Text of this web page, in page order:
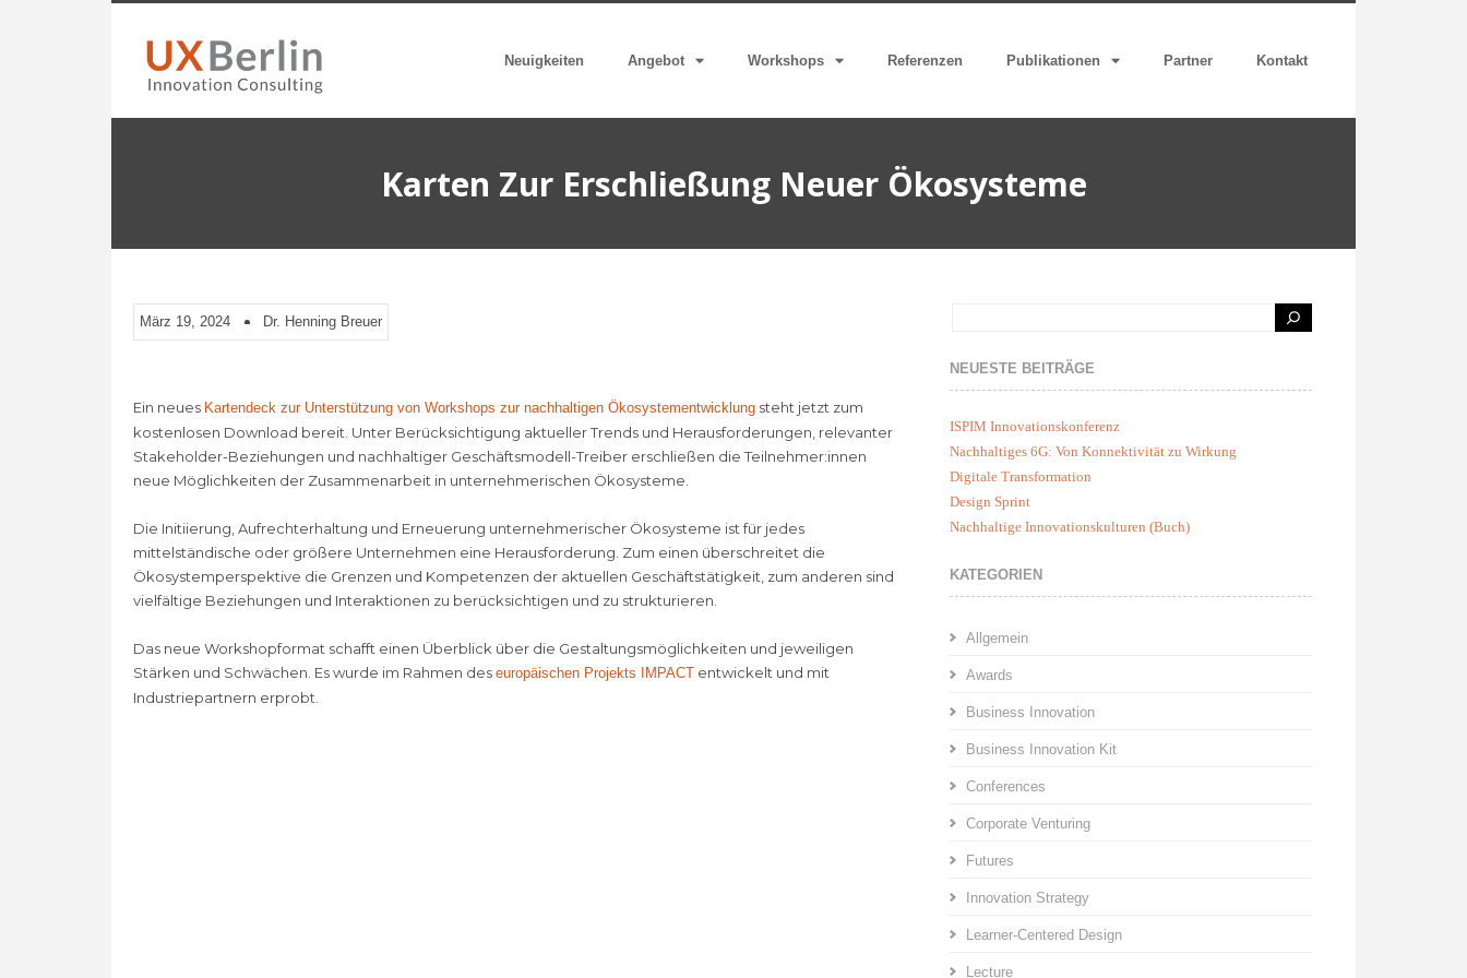
Neuigkeiten Angebot Workshops Referenzen Publikationen Partner Kontakt
Karten Zur Erschließung Neuer Ökosysteme
März 19, 2024 Dr. Henning Breuer
Ein neues Kartendeck zur Unterstützung von Workshops zur nachhaltigen Ökosystementwicklung steht jetzt zum
kostenlosen Download bereit. Unter Berücksichtigung aktueller Trends und Herausforderungen, relevanter
Stakeholder-Beziehungen und nachhaltiger Geschäftsmodell-Treiber erschließen die Teilnehmer:innen
neue Möglichkeiten der Zusammenarbeit in unternehmerischen Ökosysteme.
Die Initiierung, Aufrechterhaltung und Erneuerung unternehmerischer Ökosysteme ist für jedes
mittelständische oder größere Unternehmen eine Herausforderung. Zum einen überschreitet die
Ökosystemperspektive die Grenzen und Kompetenzen der aktuellen Geschäftstätigkeit, zum anderen sind
vielfältige Beziehungen und Interaktionen zu berücksichtigen und zu strukturieren.
Das neue Workshopformat schafft einen Überblick über die Gestaltungsmöglichkeiten und jeweiligen
Stärken und Schwächen. Es wurde im Rahmen des europäischen Projekts IMPACT entwickelt und mit
Industriepartnern erprobt.
NEUESTE BEITRÄGE
ISPIM Innovationskonferenz
Nachhaltiges 6G: Von Konnektivität zu Wirkung
Digitale Transformation
Design Sprint
Nachhaltige Innovationskulturen (Buch)
KATEGORIEN
Allgemein
Awards
Business Innovation
Business Innovation Kit
Conferences
Corporate Venturing
Futures
Innovation Strategy
Learner-Centered Design
Lecture